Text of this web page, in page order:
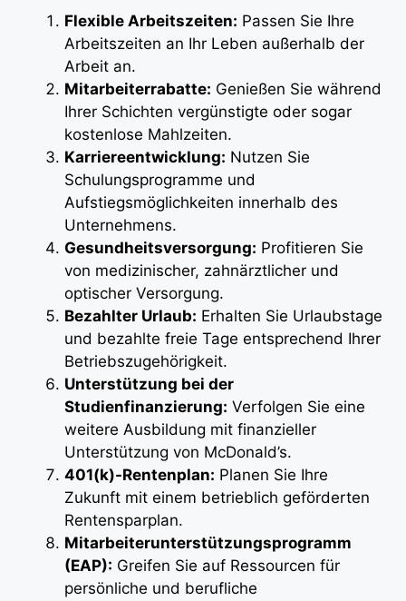
Flexible Arbeitszeiten: Passen Sie Ihre
Arbeitszeiten an Ihr Leben außerhalb der
Arbeit an.
Mitarbeiterrabatte: Genießen Sie während
Ihrer Schichten vergünstigte oder sogar
kostenlose Mahlzeiten.
Karriereentwicklung: Nutzen Sie
Schulungsprogramme und
Aufstiegsmöglichkeiten innerhalb des
Unternehmens.
Gesundheitsversorgung: Profitieren Sie
von medizinischer, zahnärztlicher und
optischer Versorgung.
Bezahlter Urlaub: Erhalten Sie Urlaubstage
und bezahlte freie Tage entsprechend Ihrer
Betriebszugehörigkeit.
Unterstützung bei der
Studienfinanzierung: Verfolgen Sie eine
weitere Ausbildung mit finanzieller
Unterstützung von McDonald’s.
401(k)-Rentenplan: Planen Sie Ihre
Zukunft mit einem betrieblich geförderten
Rentensparplan.
Mitarbeiterunterstützungsprogramm
(EAP): Greifen Sie auf Ressourcen für
persönliche und berufliche